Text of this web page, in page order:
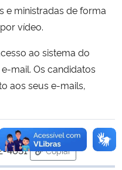
e ministradas de forma
vídeo.
ao sistema do
mail. Os candidatos
aos seus e-mails,
4631
Copiar
para área de